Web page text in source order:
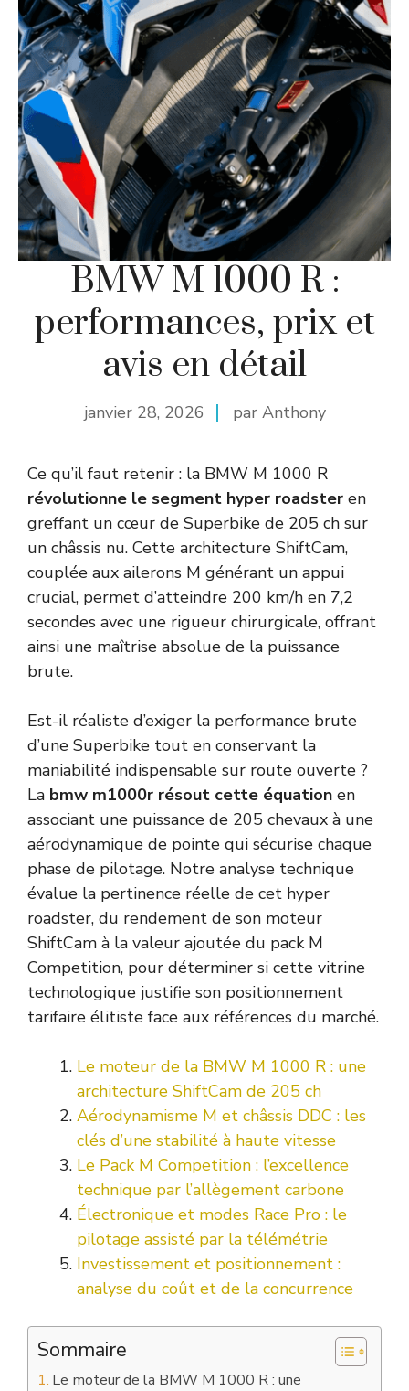
BMW M 1000 R :
performances, prix et
avis en détail
janvier 28, 2026 par Anthony
Ce qu’il faut retenir : la BMW M 1000 R
révolutionne le segment hyper roadster en
greffant un cœur de Superbike de 205 ch sur
un châssis nu. Cette architecture ShiftCam,
couplée aux ailerons M générant un appui
crucial, permet d’atteindre 200 km/h en 7,2
secondes avec une rigueur chirurgicale, offrant
ainsi une maîtrise absolue de la puissance
brute.
Est-il réaliste d’exiger la performance brute
d’une Superbike tout en conservant la
maniabilité indispensable sur route ouverte ?
La bmw m1000r résout cette équation en
associant une puissance de 205 chevaux à une
aérodynamique de pointe qui sécurise chaque
phase de pilotage. Notre analyse technique
évalue la pertinence réelle de cet hyper
roadster, du rendement de son moteur
ShiftCam à la valeur ajoutée du pack M
Competition, pour déterminer si cette vitrine
technologique justifie son positionnement
tarifaire élitiste face aux références du marché.
Le moteur de la BMW M 1000 R : une
architecture ShiftCam de 205 ch
Aérodynamisme M et châssis DDC : les
clés d’une stabilité à haute vitesse
Le Pack M Competition : l’excellence
technique par l’allègement carbone
Électronique et modes Race Pro : le
pilotage assisté par la télémétrie
Investissement et positionnement :
analyse du coût et de la concurrence
Sommaire
Le moteur de la BMW M 1000 R : une